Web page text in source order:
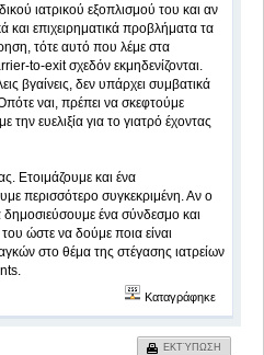
ιατρικού εξοπλισμού του και αν
και επιχειρηματικά προβλήματα τα
τότε αυτό που λέμε στα
to-exit σχεδόν εκμηδενίζονται.
βγαίνεις, δεν υπάρχει συμβατικά
ναι, πρέπει να σκεφτούμε
ευελιξία για το γιατρό έχοντας
Ετοιμάζουμε και ένα
περισσότερο συγκεκριμένη. Αν ο
δημοσιεύσουμε ένα σύνδεσμο και
ώστε να δούμε ποια είναι
στο θέμα της στέγασης ιατρείων
Καταγράφηκε
ΕΚΤΎΠΩΣΗ